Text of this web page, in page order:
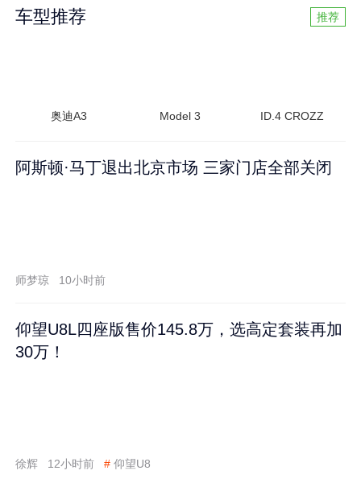
车型推荐 推荐
奥迪A3 Model 3 ID.4 CROZZ
阿斯顿·马丁退出北京市场 三家门店全部关闭
师梦琼 10小时前
仰望U8L四座版售价145.8万，选高定套装再加
30万！
徐辉 12小时前 # 仰望U8